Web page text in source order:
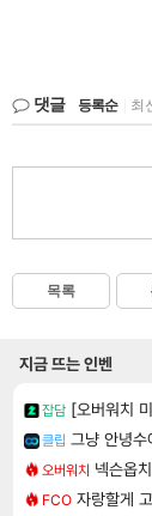
댓글 등록순 최
목록
지금 뜨는 인벤
잡담 [오버워치
클립 그냥 안녕수
오버워치 넥슨옵
FCO 자랑할게